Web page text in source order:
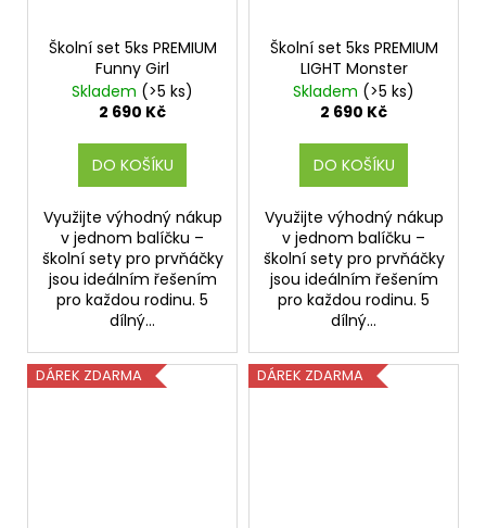
Školní set 5ks PREMIUM
Funny Girl
Skladem (>5 ks)
2 690 Kč
DO KOŠÍKU
Využijte výhodný nákup
v jednom balíčku –
školní sety pro prvňáčky
jsou ideálním řešením
pro každou rodinu. 5
dílný...
Školní set 5ks PREMIUM
LIGHT Monster
Skladem (>5 ks)
2 690 Kč
DO KOŠÍKU
Využijte výhodný nákup
v jednom balíčku –
školní sety pro prvňáčky
jsou ideálním řešením
pro každou rodinu. 5
dílný...
DÁREK ZDARMA DÁREK ZDARMA